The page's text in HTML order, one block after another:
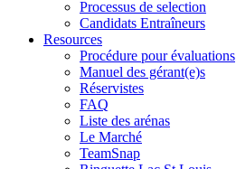
Processus de selection
Candidats Entraîneurs
Resources
Procédure pour évaluations
Manuel des gérant(e)s
Réservistes
FAQ
Liste des arénas
Le Marché
TeamSnap